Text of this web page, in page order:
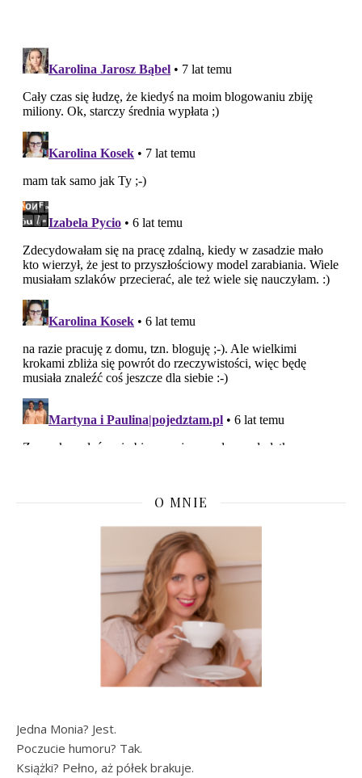
O MNIE
Jedna Monia? Jest.
Poczucie humoru? Tak.
Książki? Pełno, aż półek brakuje.